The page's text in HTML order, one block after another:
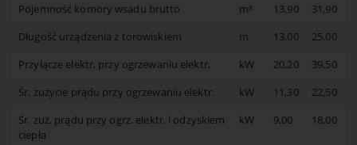
Pojemność komory wsadu brutto
m³ 13,90
31,90
Długość urządzenia z torowiskiem
m 13,00
25,00
Przyłącze elektr. przy ogrzewaniu elektr.
kW 20,20
39,50
Śr. zużycie prądu przy ogrzewaniu elektr.
kW 11,30
22,50
Śr. zuż. prądu przy ogrz. elektr. i odzyskiem
ciepła
kW 9,00 18,00